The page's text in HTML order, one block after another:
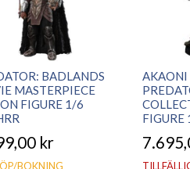
BADLANDS
MASTERPIECE
FIGURE 1/6
kr
BOKNING
AKAONI
FIGURE